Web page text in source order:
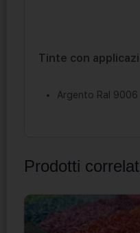
Tinte con
Argento Ral 9006
Prodotti